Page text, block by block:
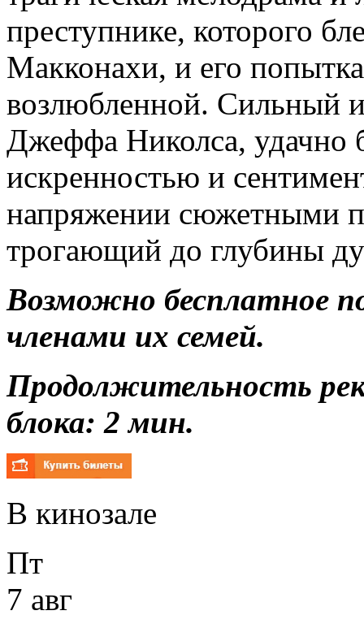
преступнике, которого
Макконахи, и его
возлюбленной. Сильный
Джеффа Николса,
искренностью и
напряжении сюжетными
трогающий до глубины
Возможно бесплатное
членами их семей.
Продолжительность
блока: 2 мин.
В кинозале
Пт
7 авг